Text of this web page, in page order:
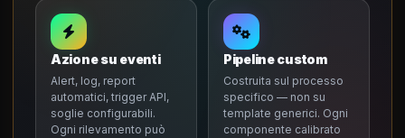
Azione su eventi
Alert, log, report
automatici, trigger API,
soglie configurabili.
Ogni rilevamento può
Pipeline custom
Costruita sul processo
specifico — non su
template generici. Ogni
componente calibrato